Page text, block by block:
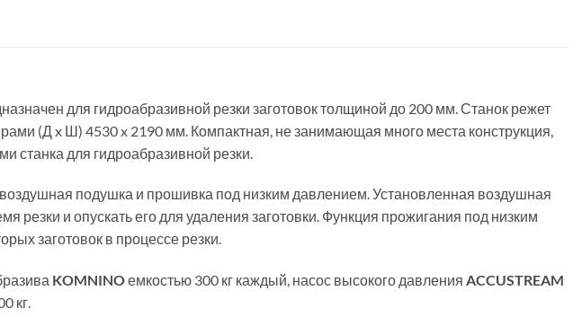
для гидроабразивной резки заготовок толщиной до 200 мм. Станок режет
(Д x Ш) 4530 x 2190 мм. Компактная, не занимающая много места конструкция,
станка для гидроабразивной резки.
подушка и прошивка под низким давлением. Установленная воздушная
резки и опускать его для удаления заготовки. Функция прожигания под низким
заготовок в процессе резки.
KOMNINOемкостью 300 кг каждый, насос высокого давления ACCUSTREAM
кг.